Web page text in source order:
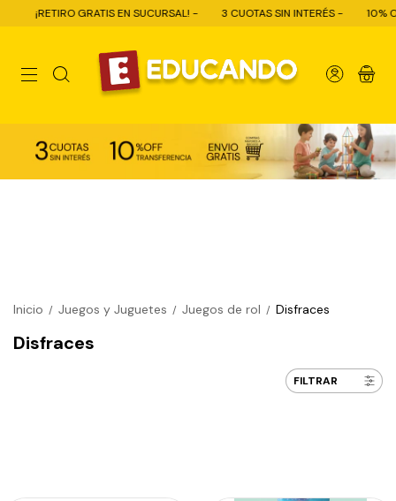
GRATIS EN SUCURSAL! - 3 CUOTAS SIN INTERÉS - 10% OFF CON
0
Inicio / Juegos y Juguetes / Juegos de rol / Disfraces
Disfraces
FILTRAR